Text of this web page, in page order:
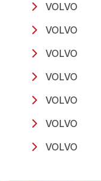
VOLVO
VOLVO
VOLVO
VOLVO
VOLVO
VOLVO
VOLVO